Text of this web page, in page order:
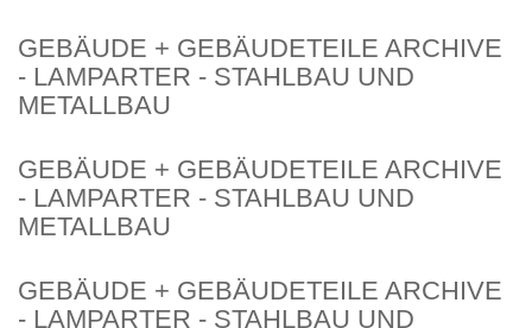
GEBÄUDE + GEBÄUDETEILE ARCHIVE
- LAMPARTER - STAHLBAU UND
METALLBAU
GEBÄUDE + GEBÄUDETEILE ARCHIVE
- LAMPARTER - STAHLBAU UND
METALLBAU
GEBÄUDE + GEBÄUDETEILE ARCHIVE
- LAMPARTER - STAHLBAU UND